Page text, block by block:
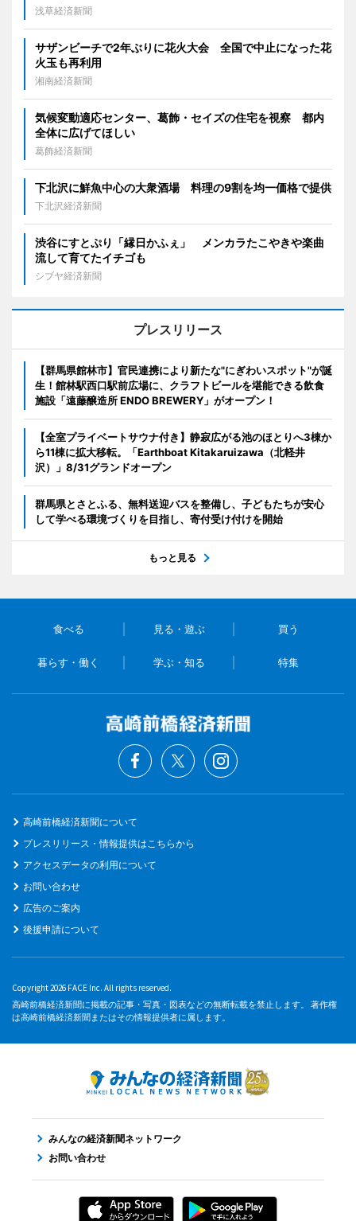
浅草経済新聞
サザンビーチで2年ぶりに花火大会 全国で中止になった花
火玉も再利用
湘南経済新聞
気候変動適応センター、葛飾・セイズの住宅を視察 都内
全体に広げてほしい
葛飾経済新聞
下北沢に鮮魚中心の大衆酒場 料理の9割を均一価格で提供
下北沢経済新聞
渋谷にすとぷり「縁日かふぇ」 メンカラたこやきや楽曲
流して育てたイチゴも
シブヤ経済新聞
プレスリリース
【群馬県館林市】官民連携により新たな"にぎわいスポット"が誕
生！館林駅西口駅前広場に、クラフトビールを堪能できる飲食
施設「遠藤醸造所 ENDO BREWERY」がオープン！
【全室プライベートサウナ付き】静寂広がる池のほとりへ3棟か
ら11棟に拡大移転。「Earthboat Kitakaruizawa（北軽井
沢）」8/31グランドオープン
群馬県とさとふる、無料送迎バスを整備し、子どもたちが安心
して学べる環境づくりを目指し、寄付受け付けを開始
もっと見る
食べる 見る・遊ぶ 買う
暮らす・働く 学ぶ・知る 特集
高崎前橋経済新聞について
プレスリリース・情報提供はこちらから
アクセスデータの利用について
お問い合わせ
広告のご案内
後援申請について
Copyright 2026 FACE Inc. All rights reserved.
高崎前橋経済新聞に掲載の記事・写真・図表などの無断転載を禁止します。 著作権
は高崎前橋経済新聞またはその情報提供者に属します。
みんなの経済新聞ネットワーク
お問い合わせ